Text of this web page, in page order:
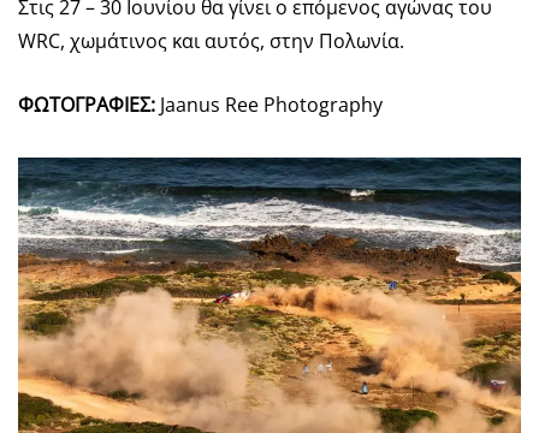
Στις 27 – 30 Ιουνίου θα γίνει ο επόμενος αγώνας του
WRC, χωμάτινος και αυτός, στην Πολωνία.
ΦΩΤΟΓΡΑΦΙΕΣ: Jaanus Ree Photography